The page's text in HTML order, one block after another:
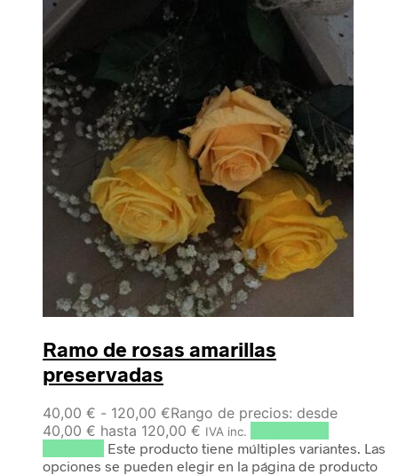
Ramo de rosas amarillas
preservadas
40,00 € - 120,00 €Rango de precios: desde
40,00 € hasta 120,00 € IVA inc.
Este producto tiene múltiples variantes. Las
opciones se pueden elegir en la página de producto